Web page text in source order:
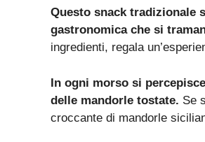
Questo snack tradizionale
gastronomica che si
ingredienti, regala
In ogni morso si
delle mandorle tostate. Se
croccante di mandorle